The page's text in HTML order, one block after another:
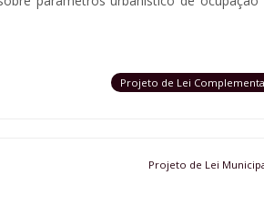
Projeto de Lei
Projeto de Lei